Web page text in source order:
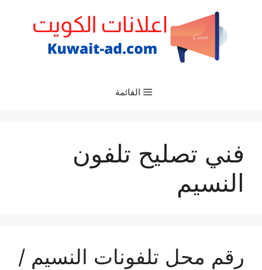
القائمة
فني تصليح تلفون
النسيم
رقم محل تلفونات النسيم /